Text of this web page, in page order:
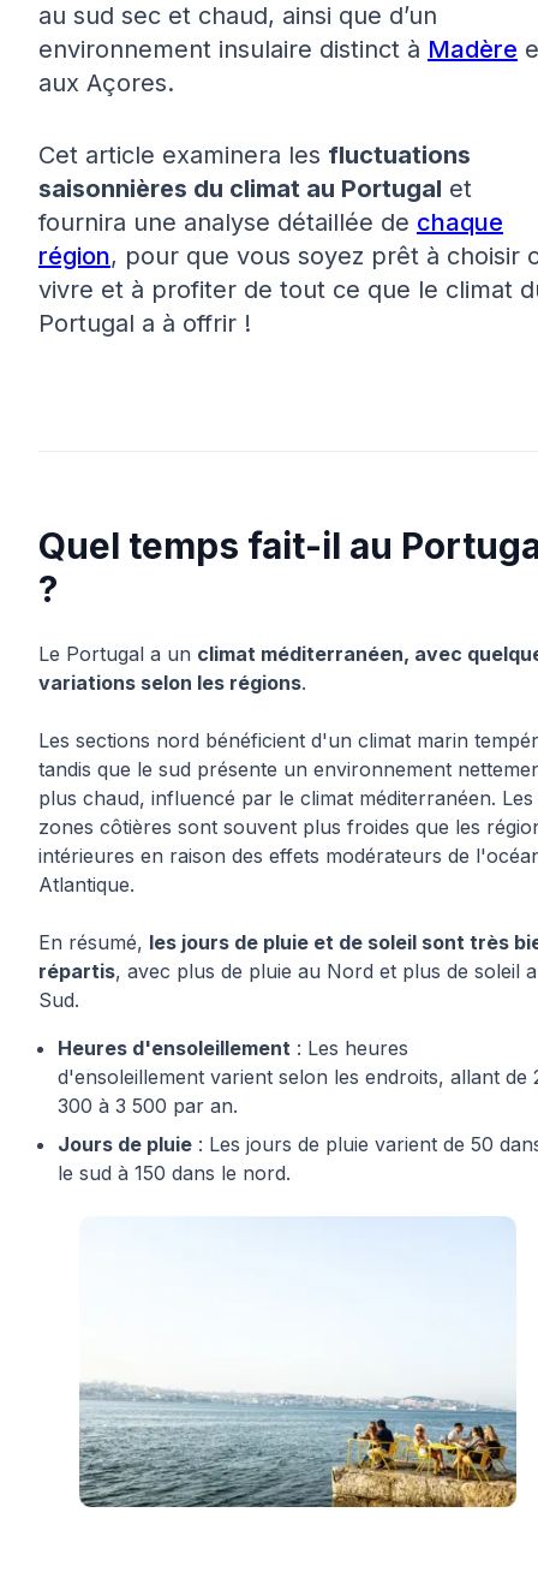
au sud sec et chaud, ainsi que d’un
environnement insulaire distinct à Madère
aux Açores.
Cet article examinera les fluctuations
saisonnières du climat au Portugal et
fournira une analyse détaillée de chaque
région, pour que vous soyez prêt à choisir
vivre et à profiter de tout ce que le climat
Portugal a à offrir !
Quel temps fait-il au
?
Le Portugal a un climat méditerranéen, avec
variations selon les régions.
Les sections nord bénéficient d'un climat marin
tandis que le sud présente un environnement
plus chaud, influencé par le climat méditerranéen. Les
zones côtières sont souvent plus froides que les
intérieures en raison des effets modérateurs de
Atlantique.
En résumé, les jours de pluie et de soleil sont très
répartis, avec plus de pluie au Nord et plus de soleil
Sud.
Heures d'ensoleillement : Les heures
d'ensoleillement varient selon les endroits, allant de
300 à 3 500 par an.
Jours de pluie : Les jours de pluie varient de 50
le sud à 150 dans le nord.